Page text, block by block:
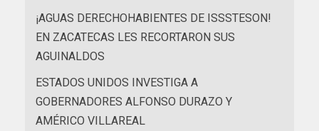
¡AGUAS DERECHOHABIENTES DE ISSSTESON!
EN ZACATECAS LES RECORTARON SUS
AGUINALDOS
ESTADOS UNIDOS INVESTIGA A
GOBERNADORES ALFONSO DURAZO Y
AMÉRICO VILLAREAL